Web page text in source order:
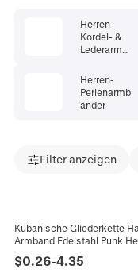
Herren-
Kordel- &
Lederarmb
Herren-
Perlenarmb
änder
Filter anzeigen
Kubanische Gliederkette
Armband Edelstahl Punk
Duty Flach Polierter
Herren Damen
$0.26-4.35